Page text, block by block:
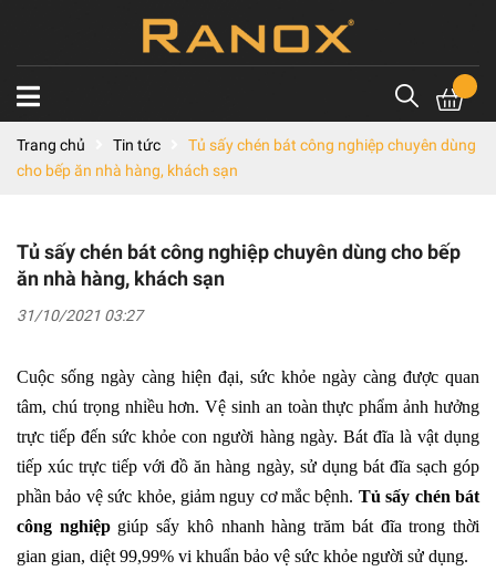
Trang chủ Tin tức
Tủ sấy chén bát công nghiệp chuyên dùng
cho bếp ăn nhà hàng, khách sạn
Tủ sấy chén bát công nghiệp chuyên dùng cho bếp
ăn nhà hàng, khách sạn
31/10/2021 03:27
Cuộc sống ngày càng hiện đại, sức khỏe ngày càng được quan
tâm, chú trọng nhiều hơn. Vệ sinh an toàn thực phẩm ảnh hưởng
trực tiếp đến sức khỏe con người hàng ngày. Bát đĩa là vật dụng
tiếp xúc trực tiếp với đồ ăn hàng ngày, sử dụng bát đĩa sạch góp
phần bảo vệ sức khỏe, giảm nguy cơ mắc bệnh. Tủ sấy chén bát
công nghiệpgiúp sấy khô nhanh hàng trăm bát đĩa trong thời
gian gian, diệt 99,99% vi khuẩn bảo vệ sức khỏe người sử dụng.